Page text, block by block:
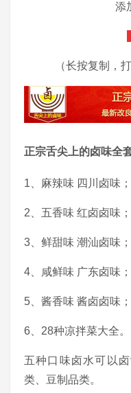
添
（长按复制，
正宗舌尖上的卤味全
1、麻辣味 四川卤味；
2、五香味 红卤卤味；
3、鲜甜味 潮汕卤味；
4、咸鲜味 广东卤味；
5、酱香味 酱卤卤味；
6、28种凉拌菜大全。
五种口味卤水可以
类、豆制品类。